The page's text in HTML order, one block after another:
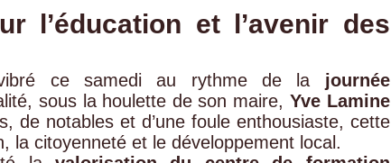
l’éducation et l’avenir des
ce samedi au rythme de la journée
sous la houlette de son maire, Yve Lamine
de notables et d’une foule enthousiaste, cette
la citoyenneté et le développement local.